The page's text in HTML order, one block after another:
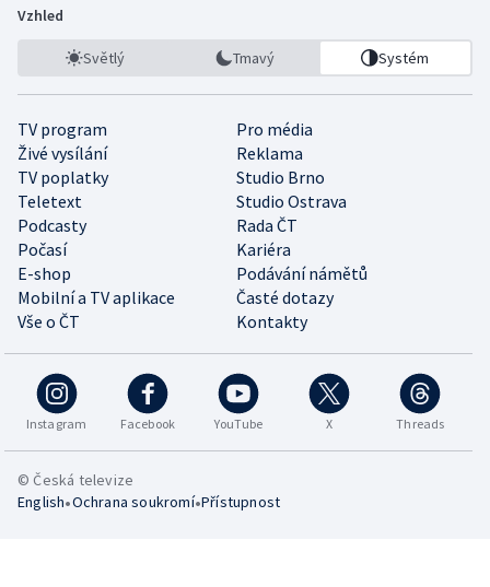
Vzhled
Světlý Tmavý Systém
TV program
Pro média
Živé vysílání
Reklama
TV poplatky
Studio Brno
Teletext
Studio Ostrava
Podcasty
Rada ČT
Počasí
Kariéra
E-shop
Podávání námětů
Mobilní a TV aplikace
Časté dotazy
Vše o ČT
Kontakty
Instagram Facebook YouTube X Threads
© Česká televize
English•Ochrana soukromí•Přístupnost